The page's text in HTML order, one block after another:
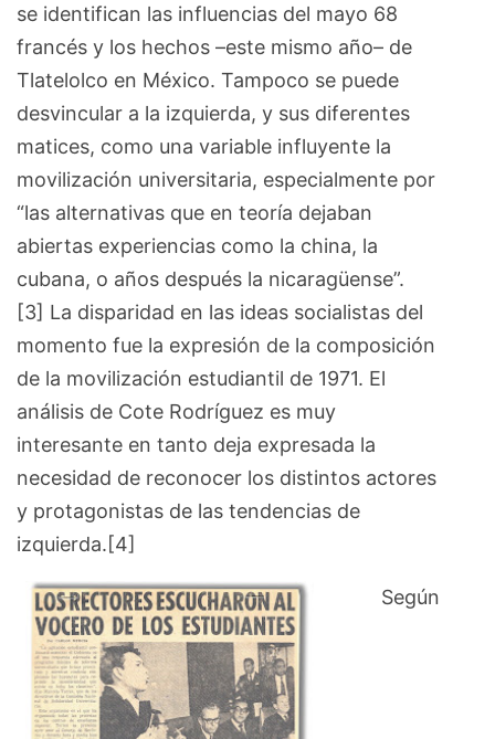
se identifican las influencias del mayo 68
francés y los hechos –este mismo año– de
Tlatelolco en México. Tampoco se puede
desvincular a la izquierda, y sus diferentes
matices, como una variable influyente la
movilización universitaria, especialmente por
“las alternativas que en teoría dejaban
abiertas experiencias como la china, la
cubana, o años después la nicaragüense”.
[3] La disparidad en las ideas socialistas del
momento fue la expresión de la composición
de la movilización estudiantil de 1971. El
análisis de Cote Rodríguez es muy
interesante en tanto deja expresada la
necesidad de reconocer los distintos actores
y protagonistas de las tendencias de
izquierda.[4]
Según